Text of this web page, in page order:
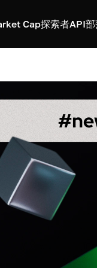
Cap探索者API